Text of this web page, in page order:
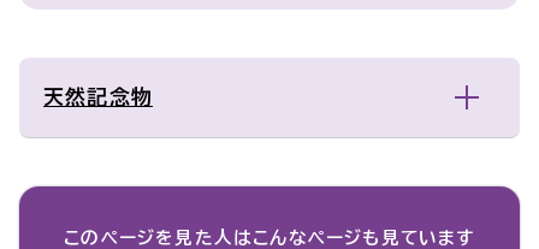
天然記念物
このページを見た人は こんなページも見ています